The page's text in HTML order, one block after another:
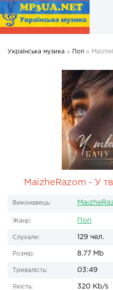
Українська музика » Поп »
MaizheRazom - У
Виконавець:
Жанр: Поп
Слухали: 129 чел.
Розмір: 8.77 Mb
Тривалість: 03:49
Якість: 320 Kb/s